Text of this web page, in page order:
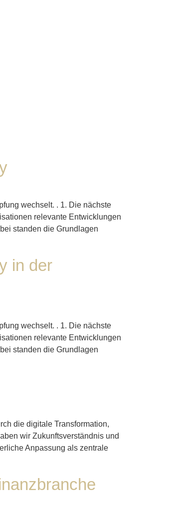
wechselt. . 1. Die nächste
relevante Entwicklungen
standen die Grundlagen
in der
wechselt. . 1. Die nächste
relevante Entwicklungen
standen die Grundlagen
die digitale Transformation,
wir Zukunftsverständnis und
Anpassung als zentrale